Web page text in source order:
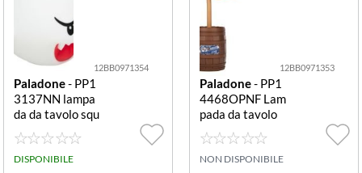
12BB0971354
Paladone- PP1
3137NN lampa
da da tavolo squ
ishy Super Mari
o Boo Boo squis
hy glo
DISPONIBILE
12BB0971353
Paladone- PP1
4468OPNF Lam
pada da tavolo
USB One Piece
Straw Hat Stra
w hat posable
NON DISPONIBILE